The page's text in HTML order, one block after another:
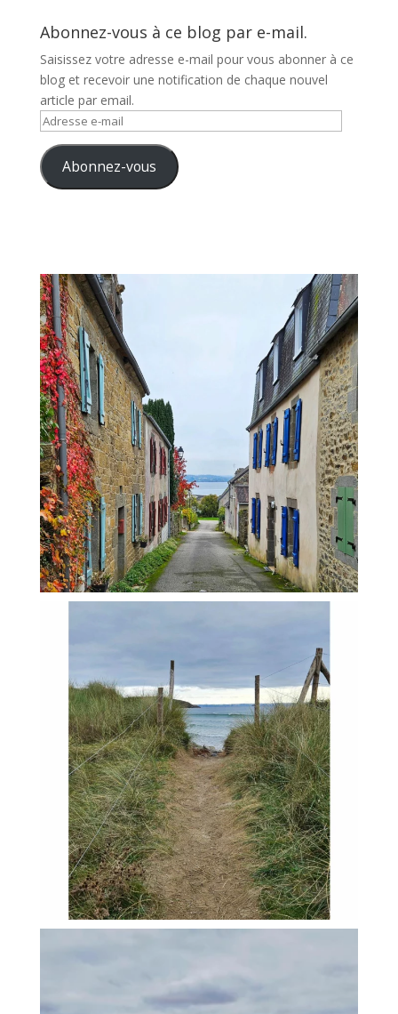
Abonnez-vous à ce blog par e-mail.
Saisissez votre adresse e-mail pour vous abonner à ce
blog et recevoir une notification de chaque nouvel
article par email.
Adresse
mail Abonnez-vous